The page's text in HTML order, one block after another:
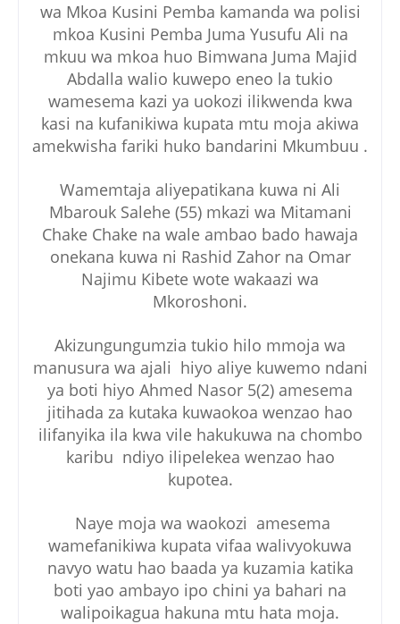
wa Mkoa Kusini Pemba kamanda wa polisi
mkoa Kusini Pemba Juma Yusufu Ali na
mkuu wa mkoa huo Bimwana Juma Majid
Abdalla walio kuwepo eneo la tukio
wamesema kazi ya uokozi ilikwenda kwa
kasi na kufanikiwa kupata mtu moja akiwa
amekwisha fariki huko bandarini Mkumbuu .
Wamemtaja aliyepatikana kuwa ni Ali
Mbarouk Salehe (55) mkazi wa Mitamani
Chake Chake na wale ambao bado hawaja
onekana kuwa ni Rashid Zahor na Omar
Najimu Kibete wote wakaazi wa
Mkoroshoni.
Akizungungumzia tukio hilo mmoja wa
manusura wa ajali hiyo aliye kuwemo ndani
ya boti hiyo Ahmed Nasor 5(2) amesema
jitihada za kutaka kuwaokoa wenzao hao
ilifanyika ila kwa vile hakukuwa na chombo
karibu ndiyo ilipelekea wenzao hao
kupotea.
Naye moja wa waokozi amesema
wamefanikiwa kupata vifaa walivyokuwa
navyo watu hao baada ya kuzamia katika
boti yao ambayo ipo chini ya bahari na
walipoikagua hakuna mtu hata moja.